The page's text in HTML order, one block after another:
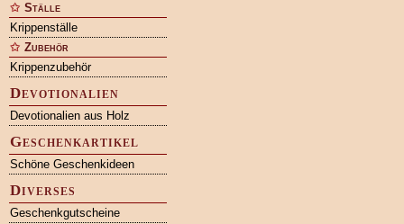
Ställe
Krippenställe
Zubehör
Krippenzubehör
Devotionalien
Devotionalien aus Holz
Geschenkartikel
Schöne Geschenkideen
Diverses
Geschenkgutscheine